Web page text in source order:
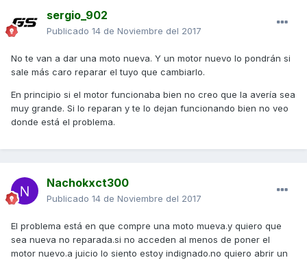
sergio_902
Publicado 14 de Noviembre del 2017
No te van a dar una moto nueva. Y un motor nuevo lo pondrán si
sale más caro reparar el tuyo que cambiarlo.
En principio si el motor funcionaba bien no creo que la avería sea
muy grande. Si lo reparan y te lo dejan funcionando bien no veo
donde está el problema.
Nachokxct300
Publicado 14 de Noviembre del 2017
El problema está en que compre una moto mueva.y quiero que
sea nueva no reparada.si no acceden al menos de poner el
motor nuevo.a juicio lo siento estoy indignado.no quiero abrir un